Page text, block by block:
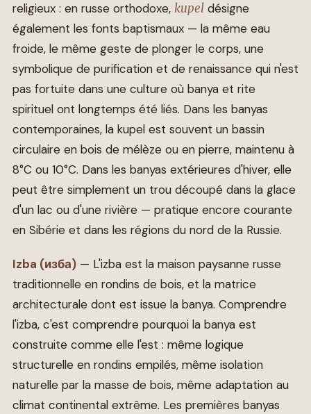
religieux : en russe orthodoxe, kupeldésigne
également les fonts baptismaux — la même eau
froide, le même geste de plonger le corps, une
symbolique de purification et de renaissance qui n'est
pas fortuite dans une culture où banya et rite
spirituel ont longtemps été liés. Dans les banyas
contemporaines, la kupel est souvent un bassin
circulaire en bois de mélèze ou en pierre, maintenu à
8°C ou 10°C. Dans les banyas extérieures d'hiver, elle
peut être simplement un trou découpé dans la glace
d'un lac ou d'une rivière — pratique encore courante
en Sibérie et dans les régions du nord de la Russie.
Izba (изба)— L'izba est la maison paysanne russe
traditionnelle en rondins de bois, et la matrice
architecturale dont est issue la banya. Comprendre
l'izba, c'est comprendre pourquoi la banya est
construite comme elle l'est : même logique
structurelle en rondins empilés, même isolation
naturelle par la masse de bois, même adaptation au
climat continental extrême. Les premières banyas